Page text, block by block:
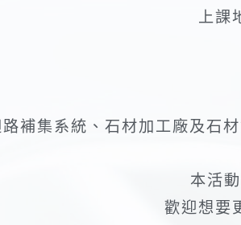
上課
補集系統、石材加工廠及石
本活
歡迎想要